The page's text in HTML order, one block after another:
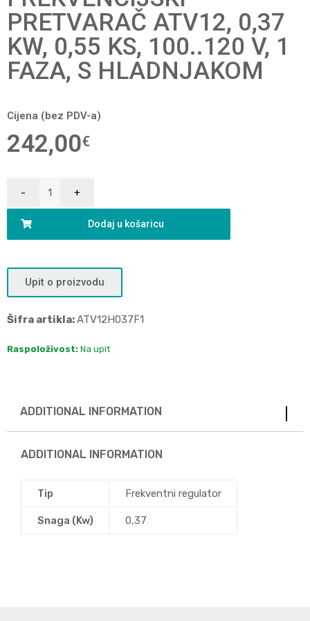
PRETVARAČ ATV12, 0,37
KW, 0,55 KS, 100..120 V, 1
FAZA, S HLADNJAKOM
Cijena (bez PDV-a)
242,00€
Dodaj u košaricu
Upit o proizvodu
Šifra artikla:ATV12H037F1
Raspoloživost: Na upit
ADDITIONAL INFORMATION
ADDITIONAL INFORMATION
Tip Frekventni regulator
Snaga (Kw) 0,37